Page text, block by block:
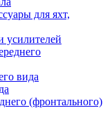
для яхт,
усилителей
вида
(фронтального)